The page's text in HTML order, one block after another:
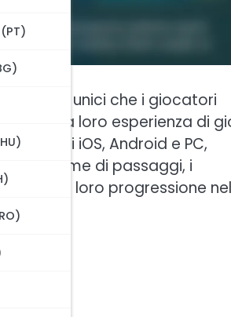
unici che i giocatori
la loro esperienza di
tra cui iOS, Android e PC,
insieme di passaggi, i
la loro progressione nel